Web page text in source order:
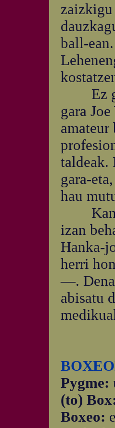
ball-
Ez
gara
taldeak.
gara-
hau
izan
Hanka-
herri
—. Dena
abisatu
Pygme:
(to)
Boxeo: